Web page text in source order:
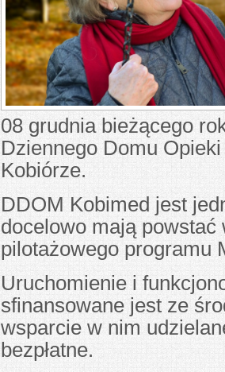
08 grudnia bieżącego
Dziennego Domu
Kobiórze.
DDOM Kobimed jest
docelowo mają
pilotażowego programu
Uruchomienie i
sfinansowane jest ze
wsparcie w nim
bezpłatne.